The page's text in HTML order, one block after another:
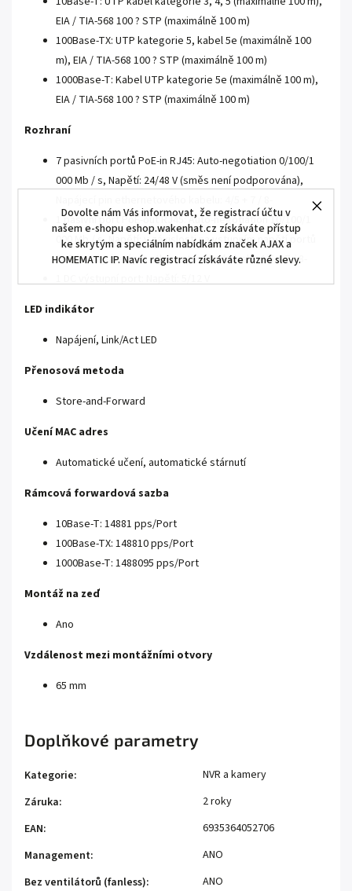
Dovolte nám Vás informovat, že registrací účtu v
našem e-shopu eshop.wakenhat.cz získáváte přístup
ke skrytým a speciálním nabídkám značek AJAX a
HOMEMATIC IP. Navíc registrací získáváte různé slevy.
EIA / TIA-568 100 ? STP (maximálně 100 m)
100Base-TX: UTP kategorie 5, kabel 5e (maximálně 100
m), EIA / TIA-568 100 ? STP (maximálně 100 m)
1000Base-T: Kabel UTP kategorie 5e (maximálně 100 m),
EIA / TIA-568 100 ? STP (maximálně 100 m)
Rozhraní
7 pasivních portů PoE-in RJ45: Auto-negotiation 0/100/1
000 Mb / s, Napětí: 24/48 V (směs není podporována),
1 pasivní port PoE-out RJ45: Auto-negotiation 10/100/1
000 Mb / s, Napětí: v závislosti na vstupním napětí portů
PoE-in, Napájecí pin ethernetového kabelu: 4/5 + 7 / 8-
LED indikátor
Napájení, Link/Act LED
Přenosová metoda
Store-and-Forward
Učení MAC adres
Automatické učení, automatické stárnutí
Rámcová forwardová sazba
10Base-T: 14881 pps/Port
100Base-TX: 148810 pps/Port
1000Base-T: 1488095 pps/Port
Montáž na zeď
Ano
Vzdálenost mezi montážními otvory
65 mm
Doplňkové parametry
Kategorie:
NVR a kamery
Záruka:
2 roky
EAN:
6935364052706
Management:
ANO
Bez ventilátorů (fanless):
ANO